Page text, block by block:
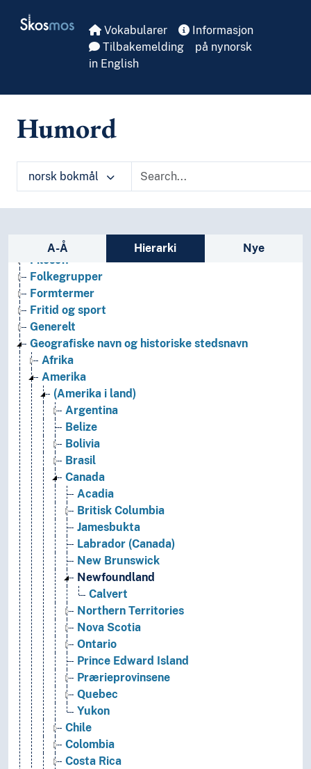
Skosmos Vokabularer
Informasjon
Tilbakemelding
på nynorsk
in English
Humord
norsk bokmål
Sidefelt: navigér i vokabularet på ulike
A-Å Hierarki Nye
Bibliotekvitenskap
Filosofi
Folkegrupper
Formtermer
Fritid og sport
Generelt
Geografiske navn og historiske stedsnavn
Afrika
Amerika
(Amerika i land)
Argentina
Belize
Bolivia
Brasil
Canada
Acadia
Britisk Columbia
Jamesbukta
Labrador (Canada)
New Brunswick
Newfoundland
Calvert
Northern Territories
Nova Scotia
Ontario
Prince Edward Island
Prærieprovinsene
Quebec
Yukon
Chile
Colombia
Costa Rica